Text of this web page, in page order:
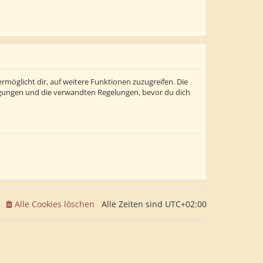
dir, auf weitere Funktionen zuzugreifen. Die
und die verwandten Regelungen, bevor du dich
Alle Zeiten sind UTC+02:00
Alle Cookies löschen